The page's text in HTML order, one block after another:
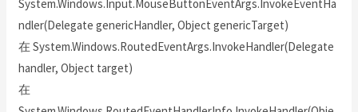
System.Windows.Input.MouseButtonEventArgs.InvokeEventHa
ndler(Delegate genericHandler, Object genericTarget)
在 System.Windows.RoutedEventArgs.InvokeHandler(Delegate
handler, Object target)
在